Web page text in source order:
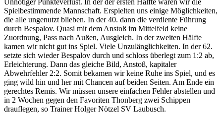
Unnötiger Punkteverlust. In der der ersten Hälfte waren wir die
Spielbestimmende Mannschaft. Erspielten uns einige Möglichkeiten,
die alle ungenutzt blieben. In der 40. dann die verdiente Führung
durch Bespalov. Quasi mit dem Anstoß im Mittelfeld keine
Zuordnung, Pass nach Außen, Ausgleich. In der zweiten Hälfte
kamen wir nicht gut ins Spiel. Viele Unzulänglichkeiten. In der 62.
setzte sich wieder Bespalov durch und schloss überlegt zum 1:2 ab,
Erleichterung. Dann das gleiche Bild, Anstoß, kapitaler
Abwehrfehler 2:2. Somit bekamen wir keine Ruhe ins Spiel, und es
ging wild hin und her mit Chancen auf beiden Seiten. Am Ende ein
gerechtes Remis. Wir müssen unsere einfachen Fehler abstellen und
in 2 Wochen gegen den Favoriten Thonberg zwei Schippen
drauflegen, so Trainer Holger Nötzel SV Laubusch.